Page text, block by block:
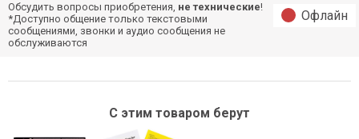
Обсудить вопросы приобретения, не технические!
*Доступно общение только текстовыми
сообщениями, звонки и аудио сообщения не
обслуживаются
Офлайн
С этим товаром берут